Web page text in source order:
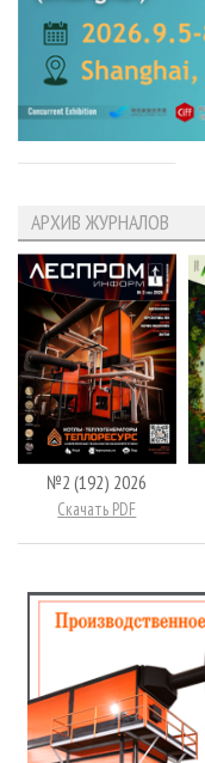
АРХИВ ЖУРНАЛОВ
№2 (192) 2026
Скачать PDF